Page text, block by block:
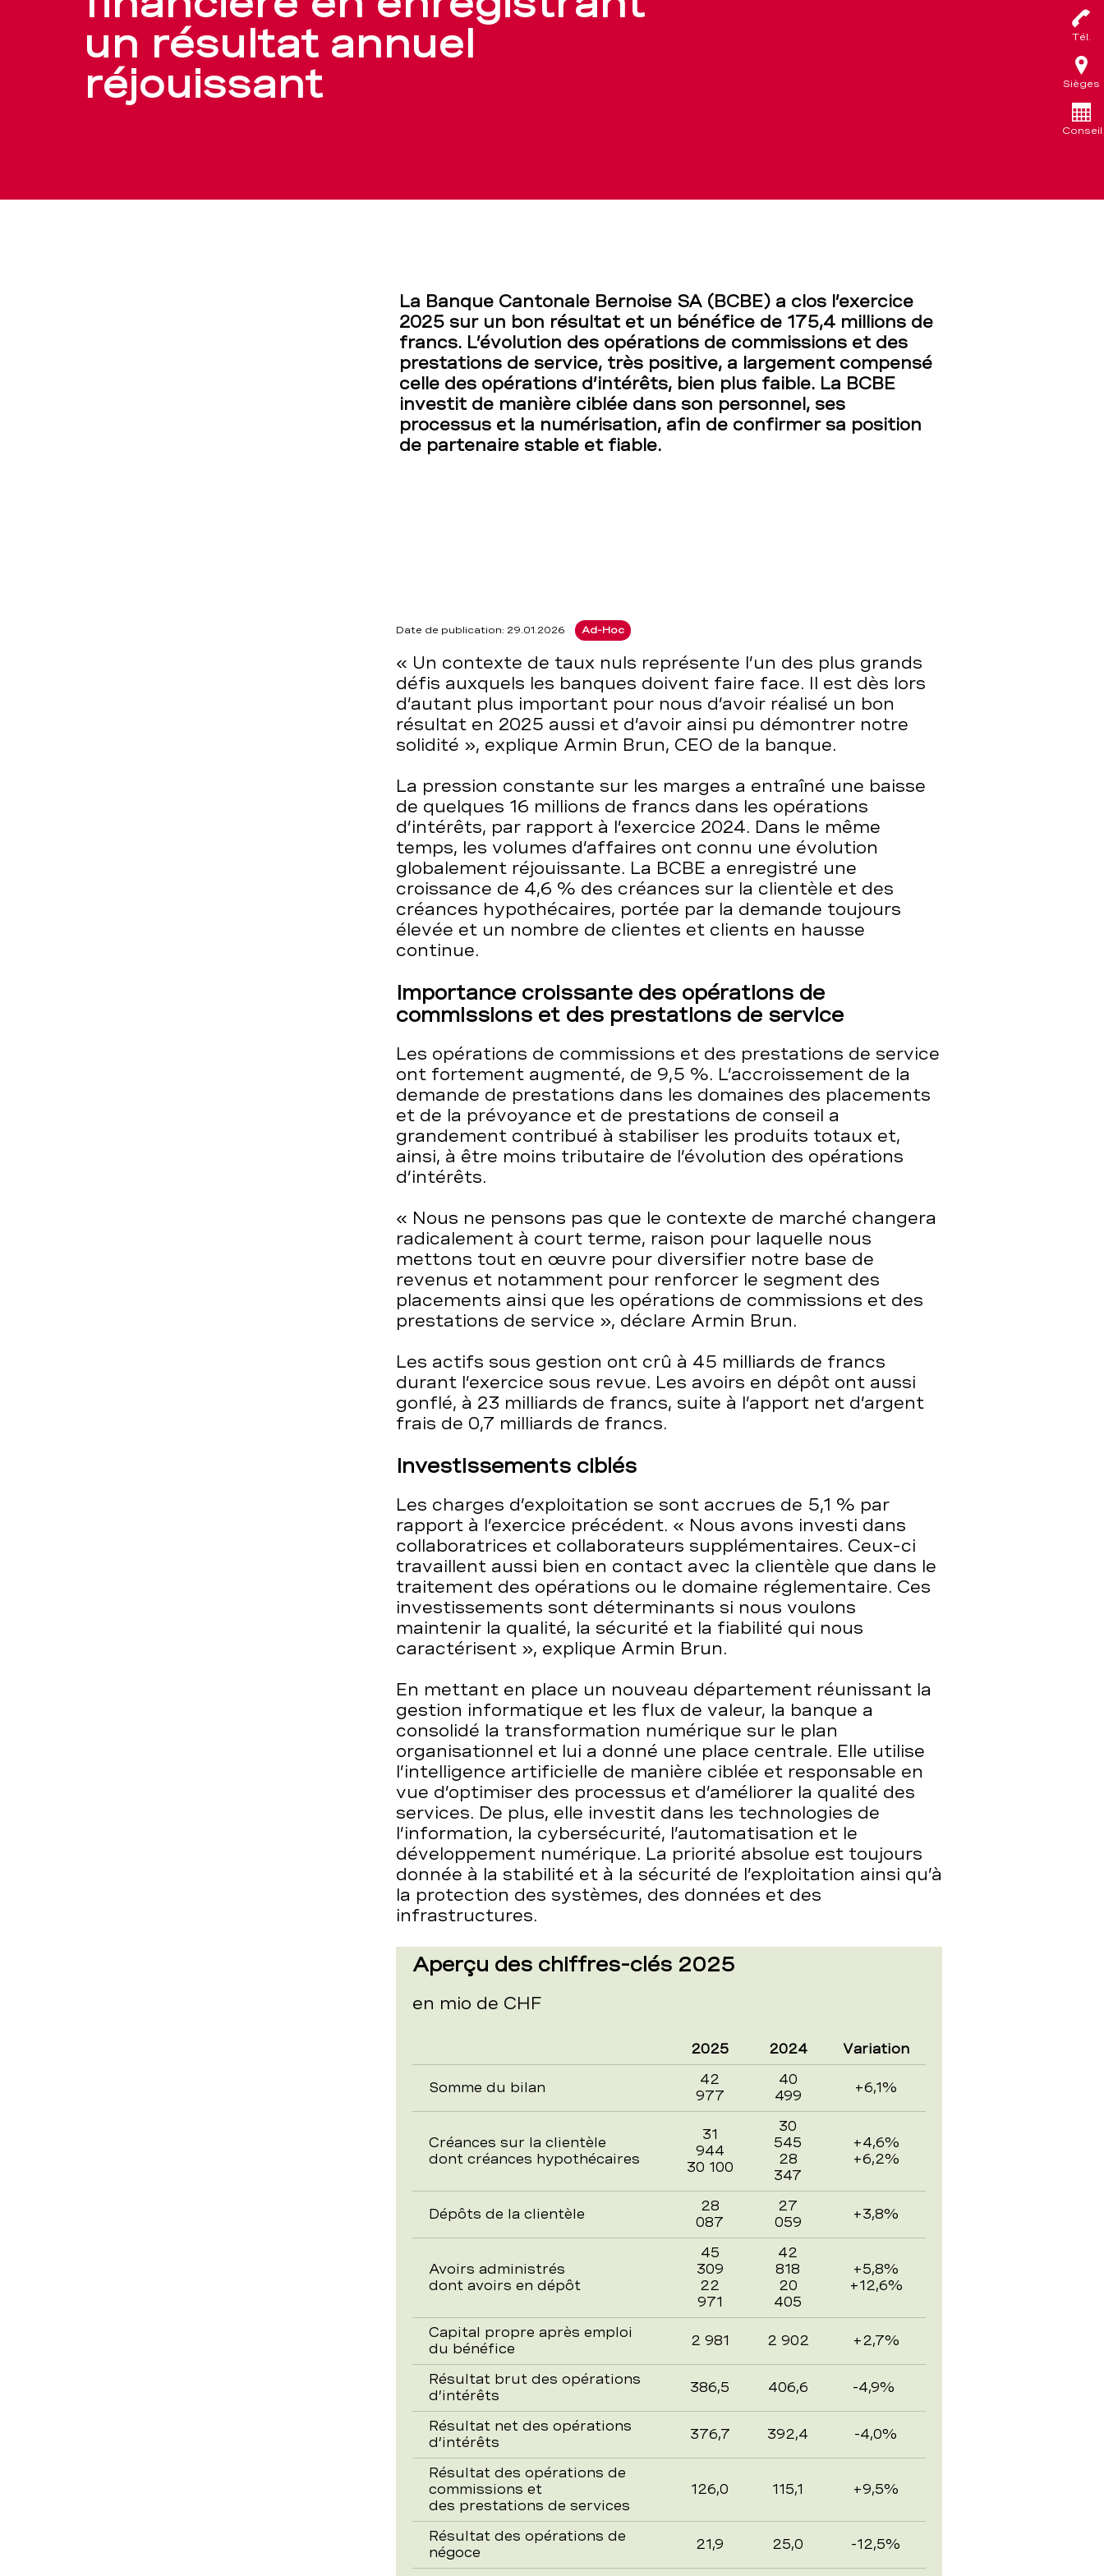
solidité
en
Tél.
Sièges
Conseil
un résultat annuel
réjouissant
La Banque Cantonale Bernoise SA (BCBE) a clos l’exercice
2025 sur un bon résultat et un bénéfice de 175,4 millions de
francs. L’évolution des opérations de commissions et des
prestations de service, très positive, a largement compensé
celle des opérations d’intérêts, bien plus faible. La BCBE
investit de manière ciblée dans son personnel, ses
processus et la numérisation, afin de confirmer sa position
de partenaire stable et fiable.
Date de publication: 29.01.2026 Ad-Hoc
« Un contexte de taux nuls représente l’un des plus grands
défis auxquels les banques doivent faire face. Il est dès lors
d’autant plus important pour nous d’avoir réalisé un bon
résultat en 2025 aussi et d’avoir ainsi pu démontrer notre
solidité », explique Armin Brun, CEO de la banque.
La pression constante sur les marges a entraîné une baisse
de quelques 16 millions de francs dans les opérations
d’intérêts, par rapport à l’exercice 2024. Dans le même
temps, les volumes d’affaires ont connu une évolution
globalement réjouissante. La BCBE a enregistré une
croissance de 4,6 % des créances sur la clientèle et des
créances hypothécaires, portée par la demande toujours
élevée et un nombre de clientes et clients en hausse
continue.
Importance croissante des opérations de
commissions et des prestations de service
Les opérations de commissions et des prestations de service
ont fortement augmenté, de 9,5 %. L’accroissement de la
demande de prestations dans les domaines des placements
et de la prévoyance et de prestations de conseil a
grandement contribué à stabiliser les produits totaux et,
ainsi, à être moins tributaire de l’évolution des opérations
d’intérêts.
« Nous ne pensons pas que le contexte de marché changera
radicalement à court terme, raison pour laquelle nous
mettons tout en œuvre pour diversifier notre base de
revenus et notamment pour renforcer le segment des
placements ainsi que les opérations de commissions et des
prestations de service », déclare Armin Brun.
Les actifs sous gestion ont crû à 45 milliards de francs
durant l’exercice sous revue. Les avoirs en dépôt ont aussi
gonflé, à 23 milliards de francs, suite à l’apport net d’argent
frais de 0,7 milliards de francs.
Investissements ciblés
Les charges d’exploitation se sont accrues de 5,1 % par
rapport à l’exercice précédent. « Nous avons investi dans
collaboratrices et collaborateurs supplémentaires. Ceux-ci
travaillent aussi bien en contact avec la clientèle que dans le
traitement des opérations ou le domaine réglementaire. Ces
investissements sont déterminants si nous voulons
maintenir la qualité, la sécurité et la fiabilité qui nous
caractérisent », explique Armin Brun.
En mettant en place un nouveau département réunissant la
gestion informatique et les flux de valeur, la banque a
consolidé la transformation numérique sur le plan
organisationnel et lui a donné une place centrale. Elle utilise
l’intelligence artificielle de manière ciblée et responsable en
vue d’optimiser des processus et d’améliorer la qualité des
services. De plus, elle investit dans les technologies de
l’information, la cybersécurité, l’automatisation et le
développement numérique. La priorité absolue est toujours
donnée à la stabilité et à la sécurité de l’exploitation ainsi qu’à
la protection des systèmes, des données et des
infrastructures.
Aperçu des chiffres-clés 2025
en mio de CHF
2025 2024 Variation
Somme du bilan
42
977
40
499
+6,1%
Créances sur la clientèle
dont créances hypothécaires
31
944
30 100
30
545
28
347
+4,6%
+6,2%
Dépôts de la clientèle
28
087
27
059
+3,8%
Avoirs administrés
dont avoirs en dépôt
45
309
22
971
42
818
20
405
+5,8%
+12,6%
Capital propre après emploi
du bénéfice
2 981 2 902 +2,7%
Résultat brut des opérations
d’intérêts
386,5 406,6 -4,9%
Résultat net des opérations
d’intérêts
376,7 392,4 -4,0%
Résultat des opérations de
commissions et
des prestations de services
126,0 115,1 +9,5%
Résultat des opérations de
négoce
21,9 25,0 -12,5%